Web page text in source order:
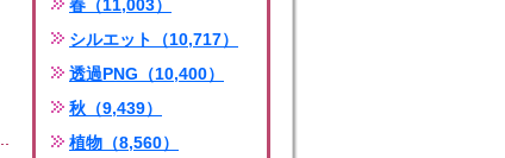
春（11,003）
シルエット（10,717）
透過PNG（10,400）
秋（9,439）
植物（8,560）